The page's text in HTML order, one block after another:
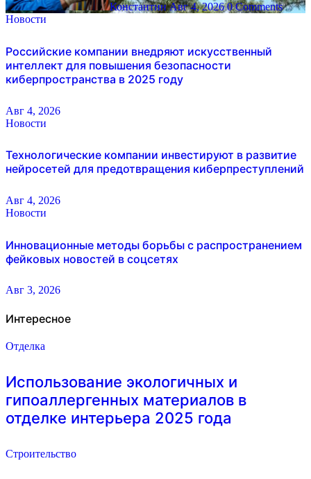
КонстантинАвг 4, 2026 0 Comments
Новости
Российские компании внедряют искусственный
интеллект для повышения безопасности
киберпространства в 2025 году
Авг 4, 2026
Новости
Технологические компании инвестируют в развитие
нейросетей для предотвращения киберпреступлений
Авг 4, 2026
Новости
Инновационные методы борьбы с распространением
фейковых новостей в соцсетях
Авг 3, 2026
Интересное
Отделка
Использование экологичных и
гипоаллергенных материалов в
отделке интерьера 2025 года
Строительство